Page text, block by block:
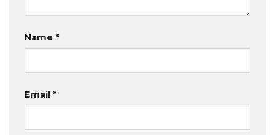
Name *
Email *